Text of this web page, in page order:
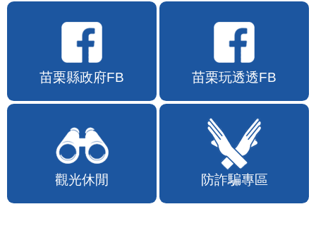
苗栗縣政府FB 苗栗玩透透FB
觀光休閒 防詐騙專區